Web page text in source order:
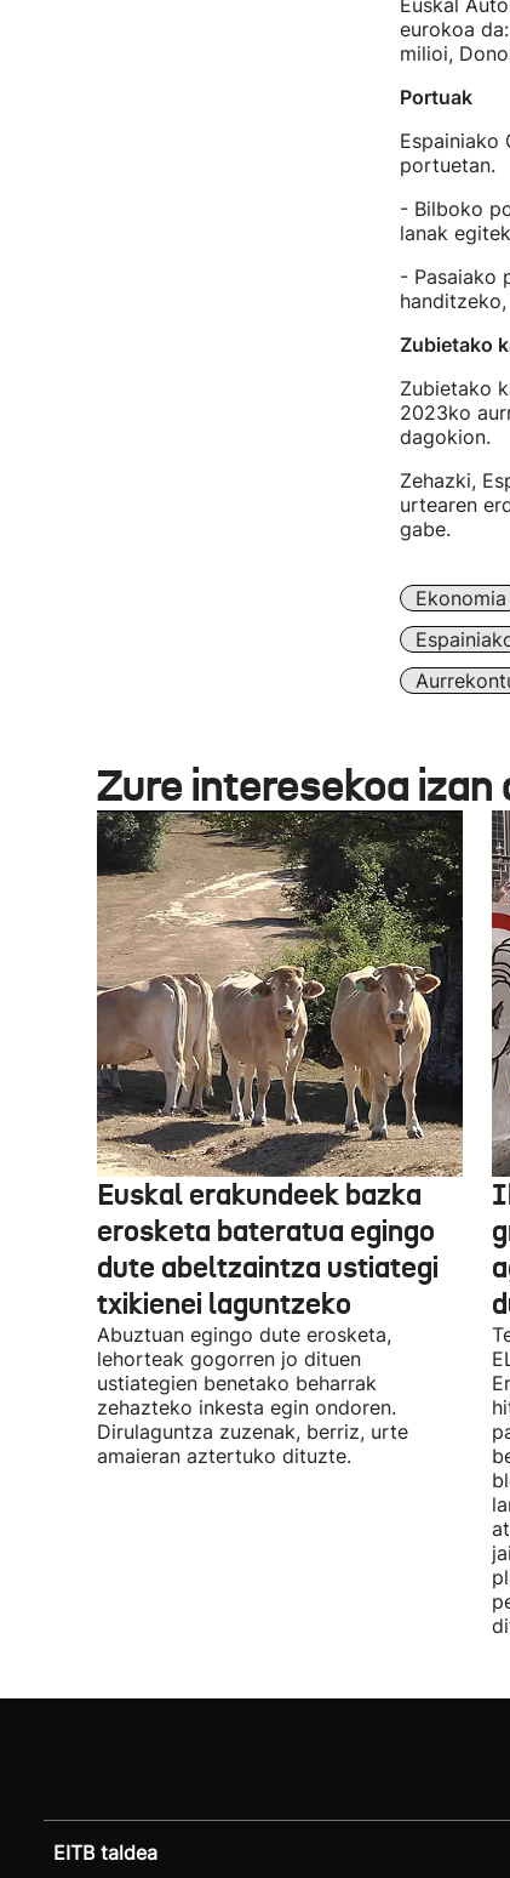
Euskal
eurokoa
milioi,
Portuak
Espainiako
portuetan.
- Bilboko
lanak
- Pasaiako
Zubietako
Zubietako
2023ko
dagokion.
Zehazki,
urtearen
gabe.
Ekonomia
Zure interesekoa izan
Euskal erakundeek bazka
erosketa bateratua egingo
dute abeltzaintza ustiategi
txikienei laguntzeko
Abuztuan egingo dute erosketa,
lehorteak gogorren jo dituen
ustiategien benetako beharrak
zehazteko inkesta egin ondoren.
Dirulaguntza zuzenak, berriz, urte
amaieran aztertuko dituzte.
EITB taldea